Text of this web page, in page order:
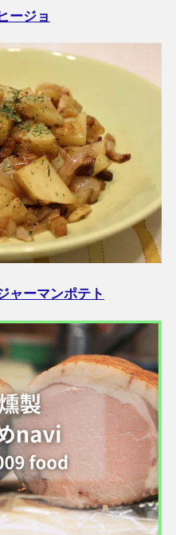
ージョ
ャーマンポテト